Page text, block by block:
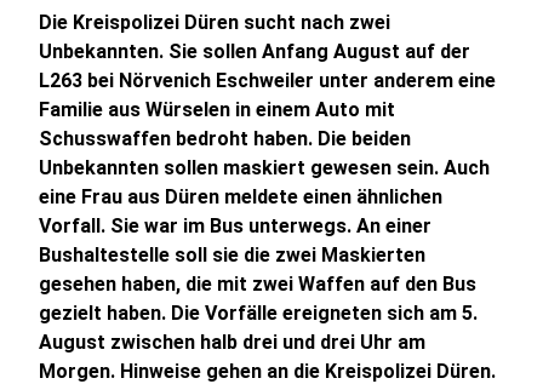
Die Kreispolizei Düren sucht nach zwei
Unbekannten. Sie sollen Anfang August auf der
L263 bei Nörvenich Eschweiler unter anderem eine
Familie aus Würselen in einem Auto mit
Schusswaffen bedroht haben. Die beiden
Unbekannten sollen maskiert gewesen sein. Auch
eine Frau aus Düren meldete einen ähnlichen
Vorfall. Sie war im Bus unterwegs. An einer
Bushaltestelle soll sie die zwei Maskierten
gesehen haben, die mit zwei Waffen auf den Bus
gezielt haben. Die Vorfälle ereigneten sich am 5.
August zwischen halb drei und drei Uhr am
Morgen. Hinweise gehen an die Kreispolizei Düren.